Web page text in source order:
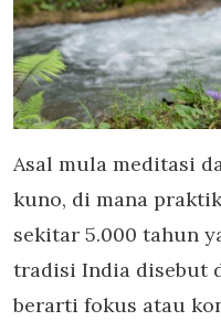
Asal mula meditasi
kuno, di mana
sekitar 5.000 tahun
tradisi India disebut
berarti fokus atau